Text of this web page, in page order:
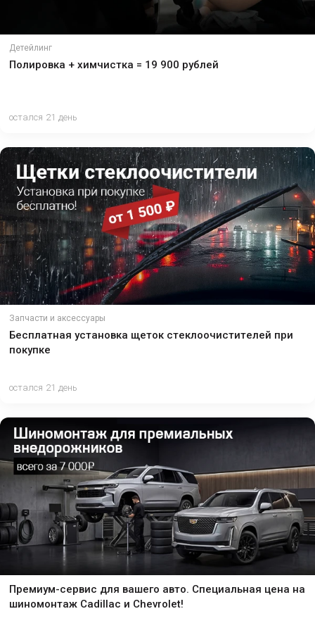
Детейлинг
Полировка + химчистка = 19 900 рублей
остался 21 день
Запчасти и аксессуары
Бесплатная установка щеток стеклоочистителей при
покупке
остался 21 день
Премиум-сервис для вашего авто. Специальная цена на
шиномонтаж Cadillac и Chevrolet!